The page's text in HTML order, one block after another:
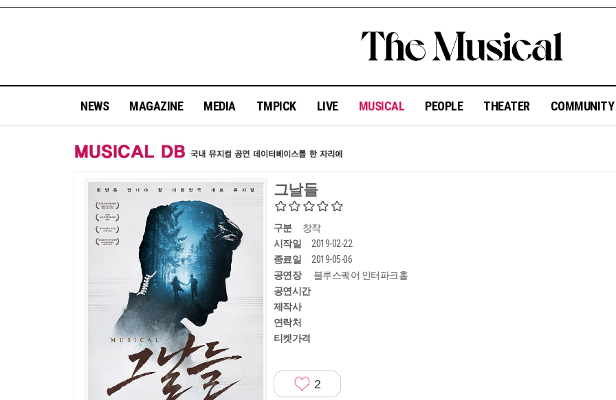
NEWS MAGAZINE MEDIA TMPICK LIVE MUSICAL PEOPLE THEATER COMMUNITY
그날들
구분
창작
시작일
2019-02-22
종료일
2019-05-06
공연장
블루스퀘어 인터파크홀
공연시간
제작사
연락처
티켓가격
2